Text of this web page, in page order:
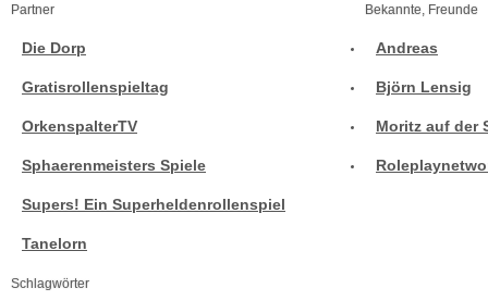
Partner
Die Dorp
Gratisrollenspieltag
OrkenspalterTV
Sphaerenmeisters Spiele
Supers! Ein Superheldenrollenspiel
Tanelorn
Schlagwörter
Bekannte, Freunde
Andreas
Björn Lensig
Moritz auf der